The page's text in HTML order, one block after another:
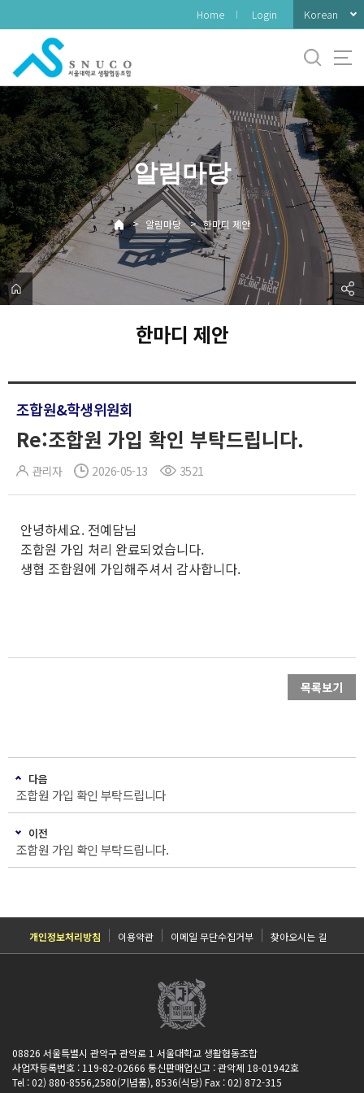
로
메
뉴
Home Login Korean
알림마당
> 알림마당 > 한마디 제안
한마디 제안
조합원&학생위원회
Re:조합원 가입 확인 부탁드립니다.
관리자 2026-05-13 3521
안녕하세요. 전예담님
조합원 가입 처리 완료되었습니다.
생협 조합원에 가입해주셔서 감사합니다.
목록보기
다음
조합원 가입 확인 부탁드립니다
이전
조합원 가입 확인 부탁드립니다.
개인정보처리방침 이용약관 이메일 무단수집거부 찾아오시는 길
08826 서울특별시 관악구 관악로 1 서울대학교 생활협동조합
사업자등록번호 : 119-82-02666 통신판매업신고 : 관악제 18-01942호
Tel : 02) 880-8556,2580(기념품), 8536(식당) Fax : 02) 872-315